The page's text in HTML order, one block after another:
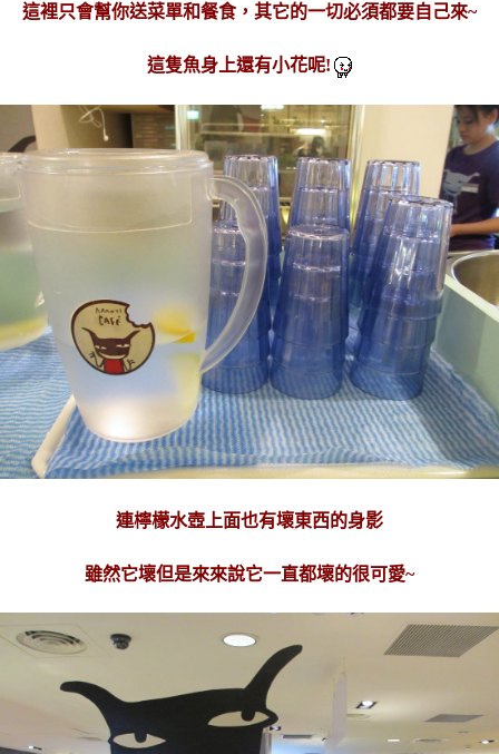
這裡只會幫你送菜單和餐食，其它的一切必須都要自己來~
這隻魚身上還有小花呢!
連檸檬水壺上面也有壞東西的身影
雖然它壞但是來來說它一直都壞的很可愛~